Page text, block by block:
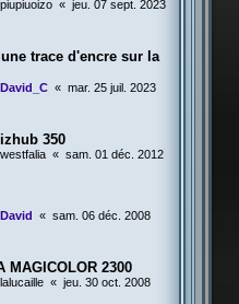
piupiuoizo « jeu. 07 sept. 2023
une trace d'encre sur la
David_C « mar. 25 juil. 2023
350
westfalia « sam. 01 déc. 2012
David « sam. 06 déc. 2008
MAGICOLOR 2300
lalucaille « jeu. 30 oct. 2008